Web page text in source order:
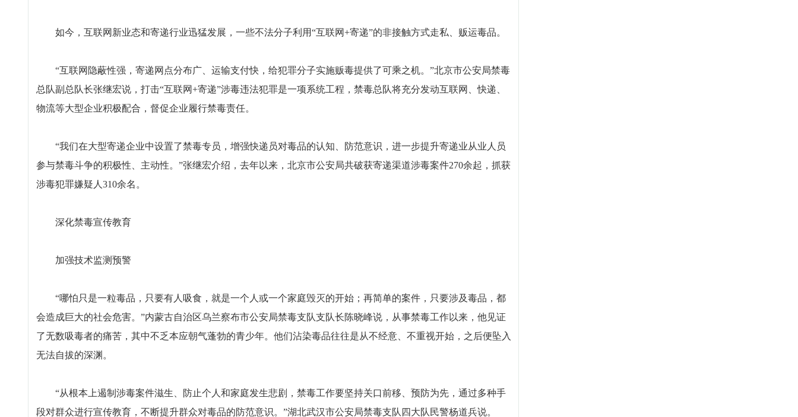
如今，互联网新业态和寄递行业迅猛发展，一些不法分子利用“互联网+寄递”的非接触方式走私、贩运毒品。
“互联网隐蔽性强，寄递网点分布广、运输支付快，给犯罪分子实施贩毒提供了可乘之机。”北京市公安局禁毒
总队副总队长张继宏说，打击“互联网+寄递”涉毒违法犯罪是一项系统工程，禁毒总队将充分发动互联网、快递、
物流等大型企业积极配合，督促企业履行禁毒责任。
“我们在大型寄递企业中设置了禁毒专员，增强快递员对毒品的认知、防范意识，进一步提升寄递业从业人员
参与禁毒斗争的积极性、主动性。”张继宏介绍，去年以来，北京市公安局共破获寄递渠道涉毒案件270余起，抓获
涉毒犯罪嫌疑人310余名。
深化禁毒宣传教育
加强技术监测预警
“哪怕只是一粒毒品，只要有人吸食，就是一个人或一个家庭毁灭的开始；再简单的案件，只要涉及毒品，都
会造成巨大的社会危害。”内蒙古自治区乌兰察布市公安局禁毒支队支队长陈晓峰说，从事禁毒工作以来，他见证
了无数吸毒者的痛苦，其中不乏本应朝气蓬勃的青少年。他们沾染毒品往往是从不经意、不重视开始，之后便坠入
无法自拔的深渊。
“从根本上遏制涉毒案件滋生、防止个人和家庭发生悲剧，禁毒工作要坚持关口前移、预防为先，通过多种手
段对群众进行宣传教育，不断提升群众对毒品的防范意识。”湖北武汉市公安局禁毒支队四大队民警杨道兵说。